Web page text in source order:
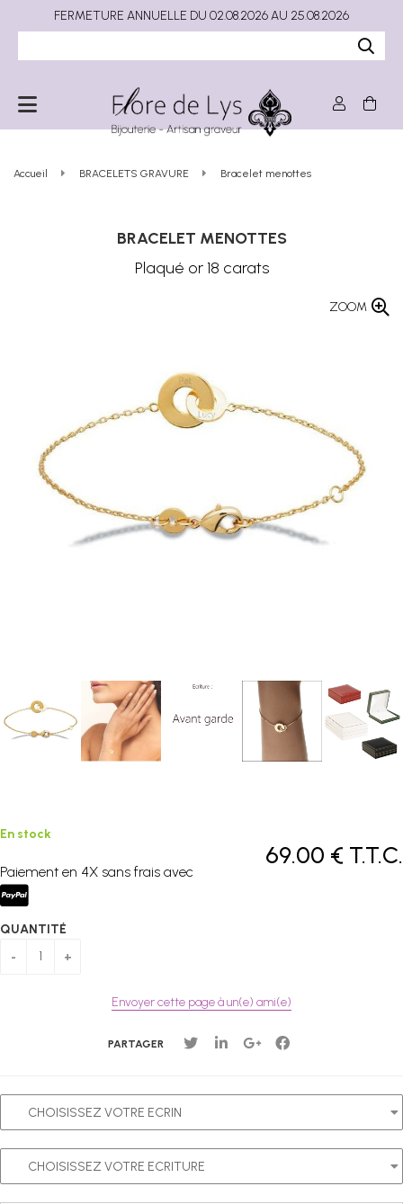
Accueil BRACELETS GRAVURE Bracelet menottes
BRACELET MENOTTES
Plaqué or 18 carats
ZOOM
69.00 € T.T.C.
En stock
Paiement en 4X sans frais avec
QUANTITÉ
Envoyer cette page à un(e) ami(e)
PARTAGER
FERMETURE ANNUELLE DU 02.08.2026 AU 25.08.2026